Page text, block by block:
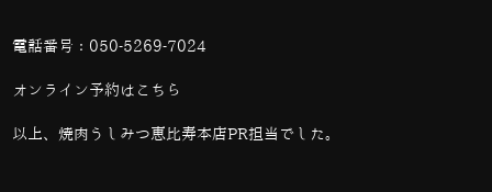
電話番号： 050-5269-7024
オンライン予約は こちら
以上、焼肉うしみつ恵比寿本店PR担当でした。